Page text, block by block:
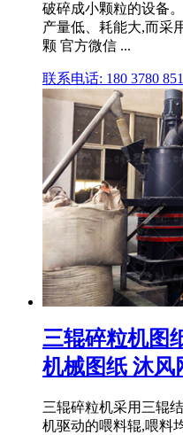
破碎成小颗粒的设备
产量低、耗能大,而采
颗 官方微信 ...
联系电话: 180 3780
三辊碎粒机图
机械图纸 沐风
三辊碎粒机采用三辊
机驱动的喂料辊,喂料